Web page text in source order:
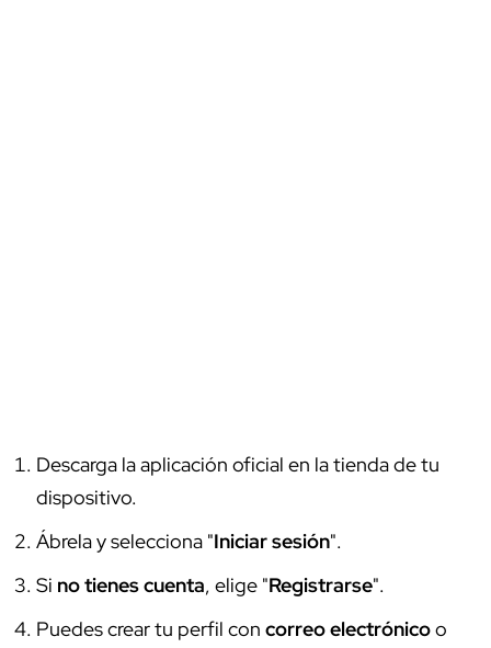
Descarga la aplicación oficial en la tienda de tu
dispositivo.
Ábrela y selecciona "Iniciar sesión".
Si no tienes cuenta, elige "Registrarse".
Puedes crear tu perfil con correo electrónicoo